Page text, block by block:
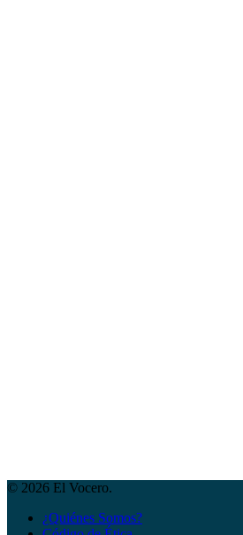
© 2026 El Vocero.
¿Quiénes Somos?